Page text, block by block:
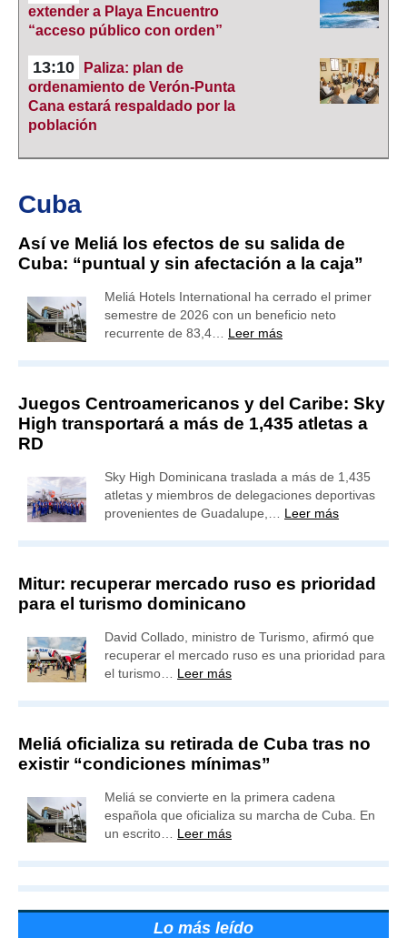
extender a Playa Encuentro
“acceso público con orden”
13:10
Paliza: plan de
ordenamiento de Verón-Punta
Cana estará respaldado por la
población
Cuba
Así ve Meliá los efectos de su salida de
Cuba: “puntual y sin afectación a la caja”
Meliá Hotels International ha cerrado el primer
semestre de 2026 con un beneficio neto
recurrente de 83,4… Leer más
Juegos Centroamericanos y del Caribe: Sky
High transportará a más de 1,435 atletas a
RD
Sky High Dominicana traslada a más de 1,435
atletas y miembros de delegaciones deportivas
provenientes de Guadalupe,… Leer más
Mitur: recuperar mercado ruso es prioridad
para el turismo dominicano
David Collado, ministro de Turismo, afirmó que
recuperar el mercado ruso es una prioridad para
el turismo… Leer más
Meliá oficializa su retirada de Cuba tras no
existir “condiciones mínimas”
Meliá se convierte en la primera cadena
española que oficializa su marcha de Cuba. En
un escrito… Leer más
Lo más leído